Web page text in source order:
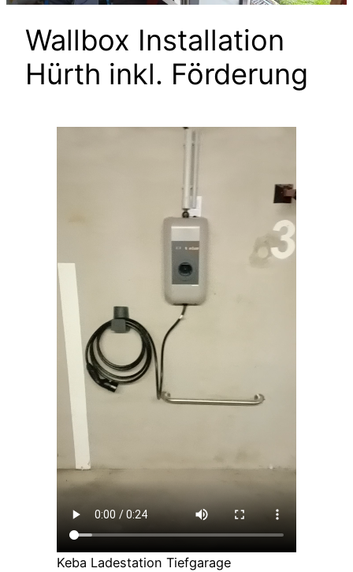
Wallbox Installation
Hürth inkl. Förderung
Keba Ladestation Tiefgarage